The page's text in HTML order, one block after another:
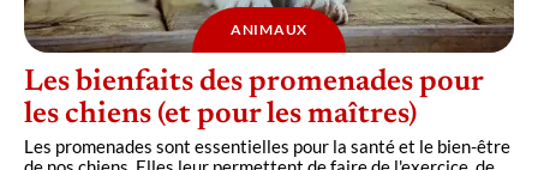
ANIMAUX
Les bienfaits des promenades pour
les chiens (et pour les maîtres)
Les promenades sont essentielles pour la santé et le bien-être